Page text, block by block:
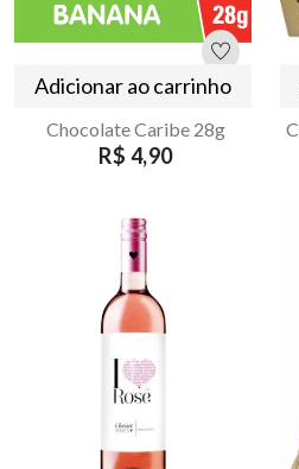
Adicionar ao carrinho
Chocolate Caribe 28g
R$ 4,90